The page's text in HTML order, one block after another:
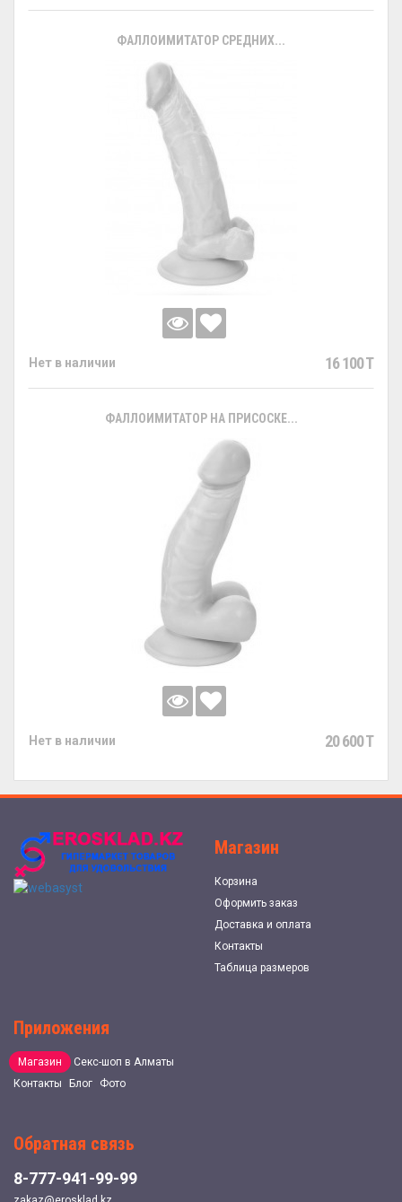
ФАЛЛОИМИТАТОР СРЕДНИХ...
Нет в наличии 16 100 T
ФАЛЛОИМИТАТОР НА ПРИСОСКЕ...
Нет в наличии 20 600 T
Магазин
Корзина
Оформить заказ
Доставка и оплата
Контакты
Таблица размеров
Приложения
Магазин
Секс-шоп в Алматы
Контакты
Блог Фото
Обратная связь
8-777-941-99-99